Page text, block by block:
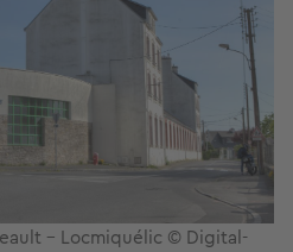
- Locmiquélic © Digital-